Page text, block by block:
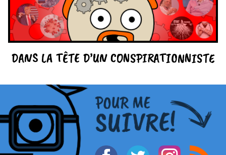
DANS LA TÊTE D’UN CONSPIRATIONNISTE